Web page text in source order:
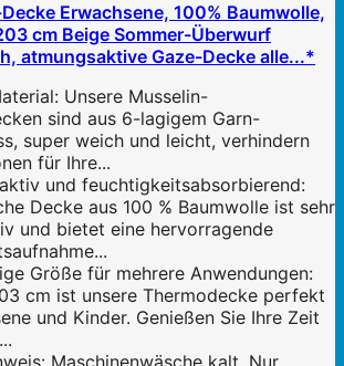
Erwachsene, 100% Baumwolle,
cm Beige Sommer-Überwurf
atmungsaktive Gaze-Decke alle...*
Unsere Musselin-
sind aus 6-lagigem Garn-
super weich und leicht, verhindern
für Ihre...
und feuchtigkeitsabsorbierend:
Decke aus 100 % Baumwolle ist sehr
und bietet eine hervorragende
Größe für mehrere Anwendungen:
cm ist unsere Thermodecke perfekt
und Kinder. Genießen Sie Ihre Zeit